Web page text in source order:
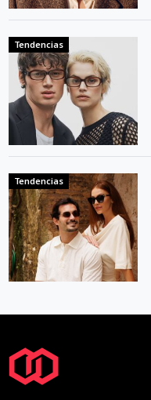
Tendencias
Tendencias